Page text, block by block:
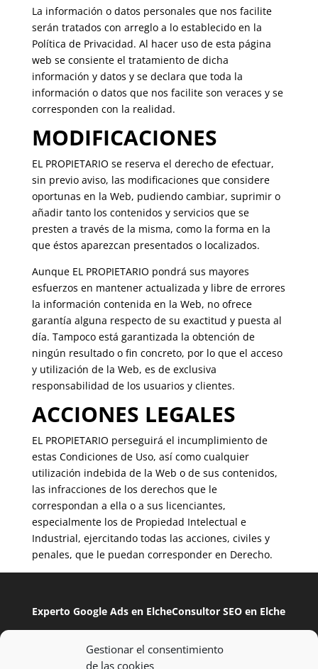
Gestionar el consentimiento
de las cookies
La información o datos personales que nos facilite
serán tratados con arreglo a lo establecido en la
Política de Privacidad. Al hacer uso de esta página
web se consiente el tratamiento de dicha
información y datos y se declara que toda la
información o datos que nos facilite son veraces y se
corresponden con la realidad.
MODIFICACIONES
EL PROPIETARIO se reserva el derecho de efectuar,
sin previo aviso, las modificaciones que considere
oportunas en la Web, pudiendo cambiar, suprimir o
añadir tanto los contenidos y servicios que se
presten a través de la misma, como la forma en la
que éstos aparezcan presentados o localizados.
Aunque EL PROPIETARIO pondrá sus mayores
esfuerzos en mantener actualizada y libre de errores
la información contenida en la Web, no ofrece
garantía alguna respecto de su exactitud y puesta al
día. Tampoco está garantizada la obtención de
ningún resultado o fin concreto, por lo que el acceso
y utilización de la Web, es de exclusiva
responsabilidad de los usuarios y clientes.
ACCIONES LEGALES
EL PROPIETARIO perseguirá el incumplimiento de
estas Condiciones de Uso, así como cualquier
utilización indebida de la Web o de sus contenidos,
las infracciones de los derechos que le
correspondan a ella o a sus licenciantes,
especialmente los de Propiedad Intelectual e
Industrial, ejercitando todas las acciones, civiles y
penales, que le puedan corresponder en Derecho.
Experto Google Ads en ElcheConsultor SEO en Elche
Consultor SEM en Granada